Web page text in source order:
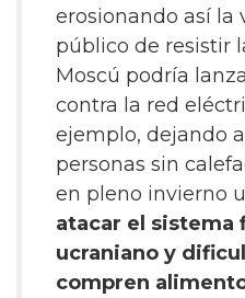
erosionando así la
público de resistir
Moscú podría
contra la red
ejemplo, dejando
personas sin
en pleno invierno
atacar el sistema
ucraniano y
compren